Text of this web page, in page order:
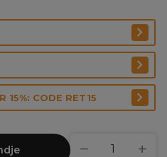
15%: CODE RET15